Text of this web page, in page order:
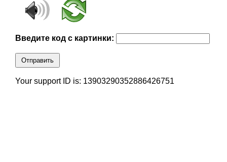
Введите код с картинки:
Отправить
Your support ID is: 13903290352886426751